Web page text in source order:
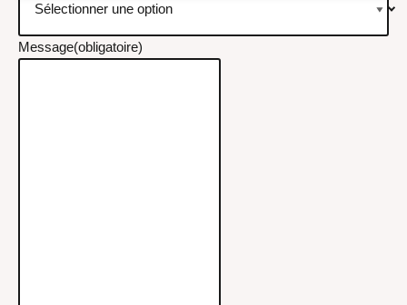
Message(obligatoire)